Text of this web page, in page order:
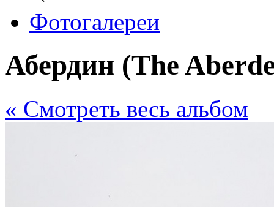
Фотогалереи
Абердин (The
« Cмотреть весь альбом